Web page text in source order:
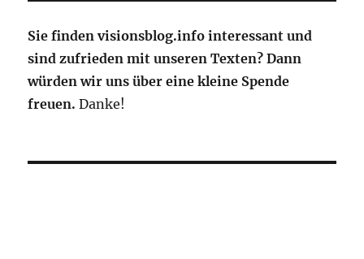
Sie finden visionsblog.info interessant und
sind zufrieden mit unseren Texten? Dann
würden wir uns über eine kleine Spende
freuen. Danke!